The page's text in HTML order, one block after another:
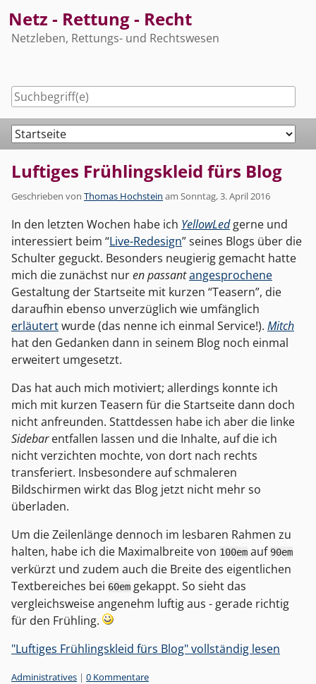
to
content
Netz - Rettung - Recht
Netzleben, Rettungs- und Rechtswesen
Navigation
Luftiges Frühlingskleid fürs Blog
Geschrieben von Thomas Hochstein am Sonntag, 3. April 2016
In den letzten Wochen habe ich YellowLedgerne und
interessiert beim “Live-Redesign” seines Blogs über die
Schulter geguckt. Besonders neugierig gemacht hatte
mich die zunächst nuren passantangesprochene
Gestaltung der Startseite mit kurzen “Teasern”, die
daraufhin ebenso unverzüglich wie umfänglich
erläutertwurde (das nenne ich einmal Service!). Mitch
hat den Gedanken dann in seinem Blog noch einmal
erweitert umgesetzt.
Das hat auch mich motiviert; allerdings konnte ich
mich mit kurzen Teasern für die Startseite dann doch
nicht anfreunden. Stattdessen habe ich aber die linke
Sidebarentfallen lassen und die Inhalte, auf die ich
nicht verzichten mochte, von dort nach rechts
transferiert. Insbesondere auf schmaleren
Bildschirmen wirkt das Blog jetzt nicht mehr so
überladen.
Um die Zeilenlänge dennoch im lesbaren Rahmen zu
halten, habe ich die Maximalbreite von 100em auf 90em
verkürzt und zudem auch die Breite des eigentlichen
Textbereiches bei 60em gekappt. So sieht das
vergleichsweise angenehm luftig aus - gerade richtig
für den Frühling.
"Luftiges Frühlingskleid fürs Blog" vollständig lesen
Kategorien:
Administratives | 0 Kommentare